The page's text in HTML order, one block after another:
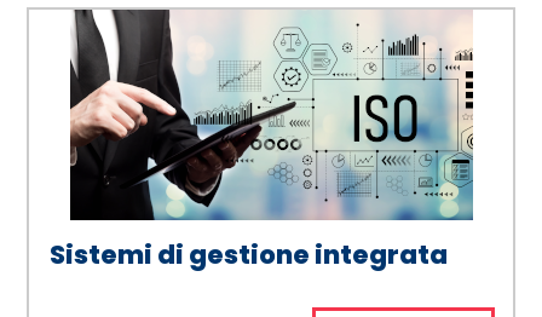
Sistemi di gestione integrata